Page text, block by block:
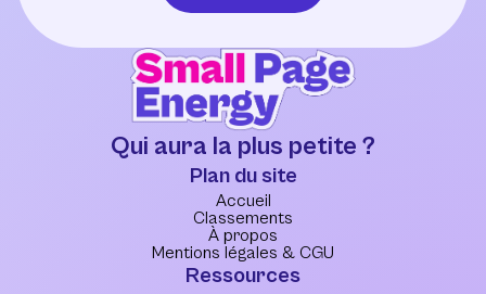
Qui aura la plus petite ?
Plan du site
Accueil
Classements
À propos
Mentions légales & CGU
Ressources